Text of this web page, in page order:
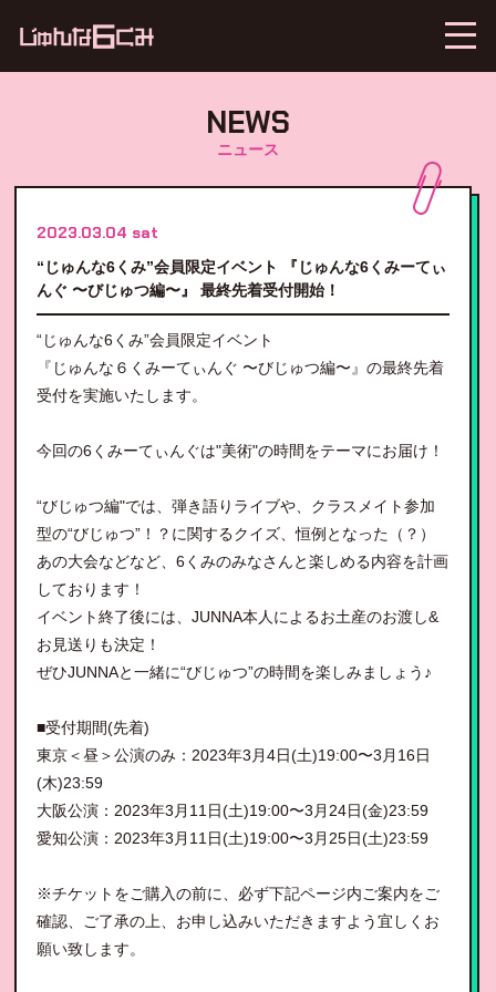
NEWS
ニュース
2023.03.04 sat
“じゅんな6くみ”会員限定イベント 『じゅんな6くみーてぃ
んぐ 〜びじゅつ編〜』 最終先着受付開始！
“じゅんな6くみ”会員限定イベント
『じゅんな６くみーてぃんぐ 〜びじゅつ編〜』の最終先着
受付を実施いたします。
今回の6くみーてぃんぐは"美術"の時間をテーマにお届け！
“びじゅつ編"では、弾き語りライブや、クラスメイト参加
型の“びじゅつ”！？に関するクイズ、恒例となった（？）
あの大会などなど、6くみのみなさんと楽しめる内容を計画
しております！
イベント終了後には、JUNNA本人によるお土産のお渡し&
お見送りも決定！
ぜひJUNNAと一緒に“びじゅつ”の時間を楽しみましょう♪
■受付期間(先着)
東京＜昼＞公演のみ：2023年3月4日(土)19:00〜3月16日
(木)23:59
大阪公演：2023年3月11日(土)19:00〜3月24日(金)23:59
愛知公演：2023年3月11日(土)19:00〜3月25日(土)23:59
※チケットをご購入の前に、必ず下記ページ内ご案内をご
確認、ご了承の上、お申し込みいただきますよう宜しくお
願い致します。